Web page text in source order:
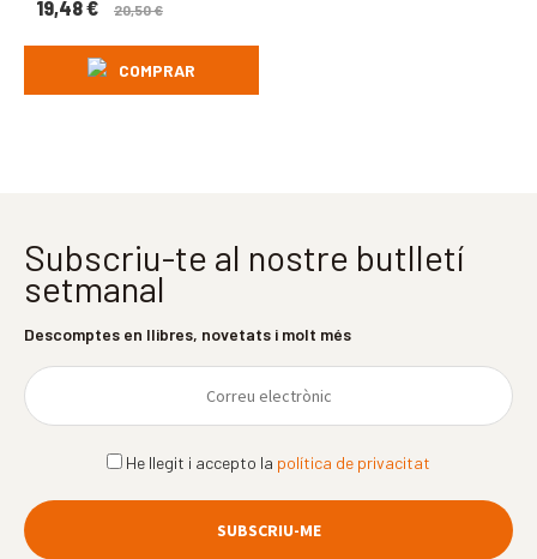
19,48€ 20,50€
COMPRAR
Subscriu-te al nostre butlletí
setmanal
Descomptes en llibres, novetats i molt més
He llegit i accepto la política de privacitat